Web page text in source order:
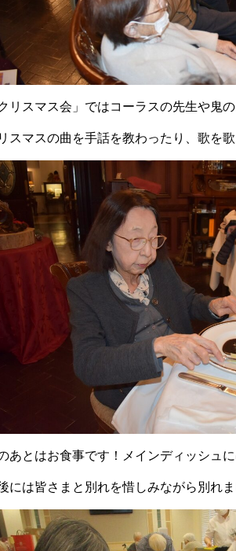
クリスマス会」ではコーラスの先生や鬼
スマスの曲を手話を教わったり、歌を
あとはお食事です！メインディッシュ
には皆さまと別れを惜しみながら別れ